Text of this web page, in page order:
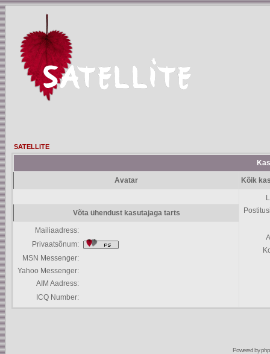
SATELLITE
Avatar Kõik
Võta ühendust kasutajaga tarts
Mailiaadress:
Privaatsõnum:
MSN Messenger:
Yahoo Messenger:
AIM Aadress:
ICQ Number:
Powered by